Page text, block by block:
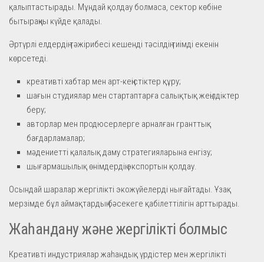
қалыптастырады. Мұндай қолдау болмаса, сектор көбіне
бытыраңқы күйде қалады.
Әртүрлі елдердің тәжірибесі кешенді тәсілдің тиімді екенін
көрсетеді.
креативті хабтар мен арт-кеңістіктер құру;
шағын студиялар мен стартаптарға салықтық жеңілдіктер
беру;
авторлар мен продюсерлерге арналған гранттық
бағдарламалар;
мәдениетті қалалық даму стратегияларына енгізу;
шығармашылық өнімдердің экспортын қолдау.
Осындай шаралар жергілікті экожүйелерді нығайтады. Ұзақ
мерзімде бұл аймақтардың бәсекеге қабілеттілігін арттырады.
Жаһандану және жергілікті болмыс
Креативті индустриялар жаһандық үрдістер мен жергілікті